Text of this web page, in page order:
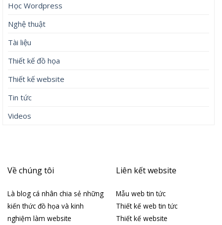
Học Wordpress
Nghệ thuật
Tài liệu
Thiết kế đồ họa
Thiết kế website
Tin tức
Videos
Về chúng tôi
Là blog cá nhân chia sẻ những
kiến thức đồ họa và kinh
nghiệm làm website
Liên kết website
Mẫu web tin tức
Thiết kế web tin tức
Thiết kế website